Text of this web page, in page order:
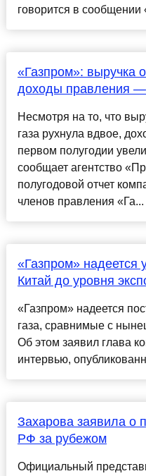
говорится в сообщении
«Газпром»: выручка
доходы правления
Несмотря на то, что
газа рухнула вдвое,
первом полугодии
сообщает агентство
полугодовой отчет
членов правления «Га...
«Газпром» надеется
Китай до уровня
«Газпром» надеется
газа, сравнимые с
Об этом заявил глава
интервью,
Захарова заявила о
РФ за рубежом
Официальный